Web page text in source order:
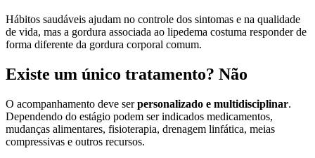
Hábitos saudáveis ajudam no controle dos sintomas e na qualidade
de vida, mas a gordura associada ao lipedema costuma responder de
forma diferente da gordura corporal comum.
Existe um único tratamento? Não
O acompanhamento deve serpersonalizado e multidisciplinar.
Dependendo do estágio podem ser indicados medicamentos,
mudanças alimentares, fisioterapia, drenagem linfática, meias
compressivas e outros recursos.